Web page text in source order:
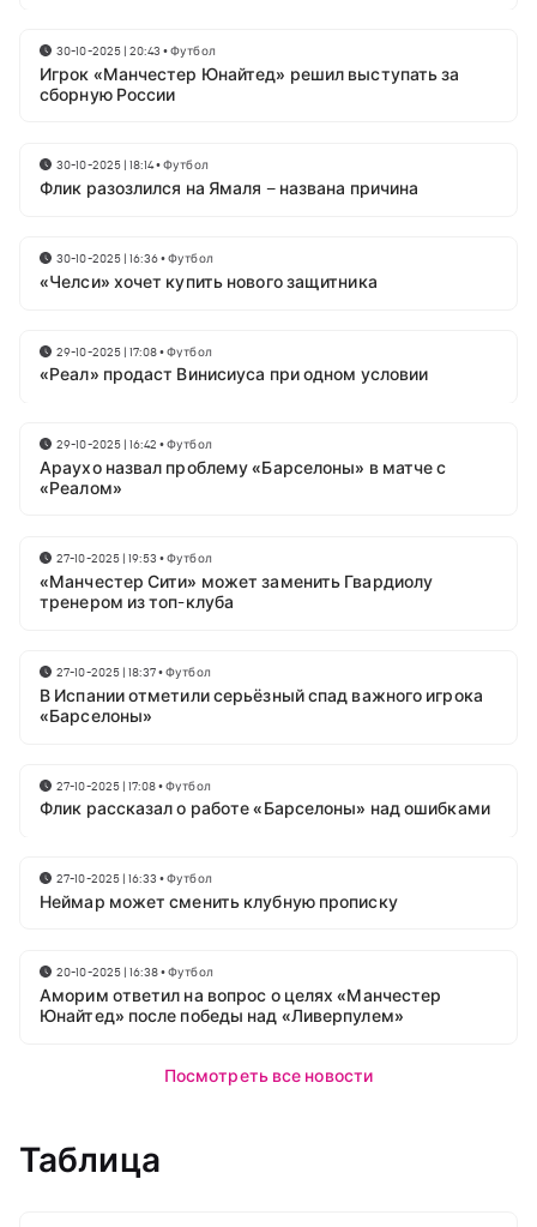
30-10-2025 | 20:43 •Футбол
Игрок «Манчестер Юнайтед» решил выступать за
сборную России
30-10-2025 | 18:14•Футбол
Флик разозлился на Ямаля – названа причина
30-10-2025 | 16:36•Футбол
«Челси» хочет купить нового защитника
29-10-2025 | 17:08•Футбол
«Реал» продаст Винисиуса при одном условии
29-10-2025 | 16:42 •Футбол
Араухо назвал проблему «Барселоны» в матче с
«Реалом»
27-10-2025 | 19:53 •Футбол
«Манчестер Сити» может заменить Гвардиолу
тренером из топ-клуба
27-10-2025 | 18:37•Футбол
В Испании отметили серьёзный спад важного игрока
«Барселоны»
27-10-2025 | 17:08•Футбол
Флик рассказал о работе «Барселоны» над ошибками
27-10-2025 | 16:33 •Футбол
Неймар может сменить клубную прописку
20-10-2025 | 16:38•Футбол
Аморим ответил на вопрос о целях «Манчестер
Юнайтед» после победы над «Ливерпулем»
Посмотреть все новости
Таблица